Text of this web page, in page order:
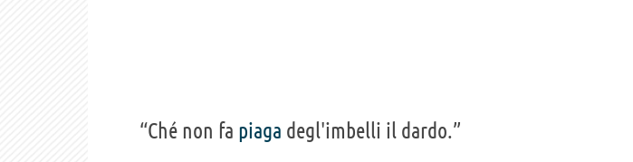
“Ché non fa piaga degl'imbelli il dardo.”